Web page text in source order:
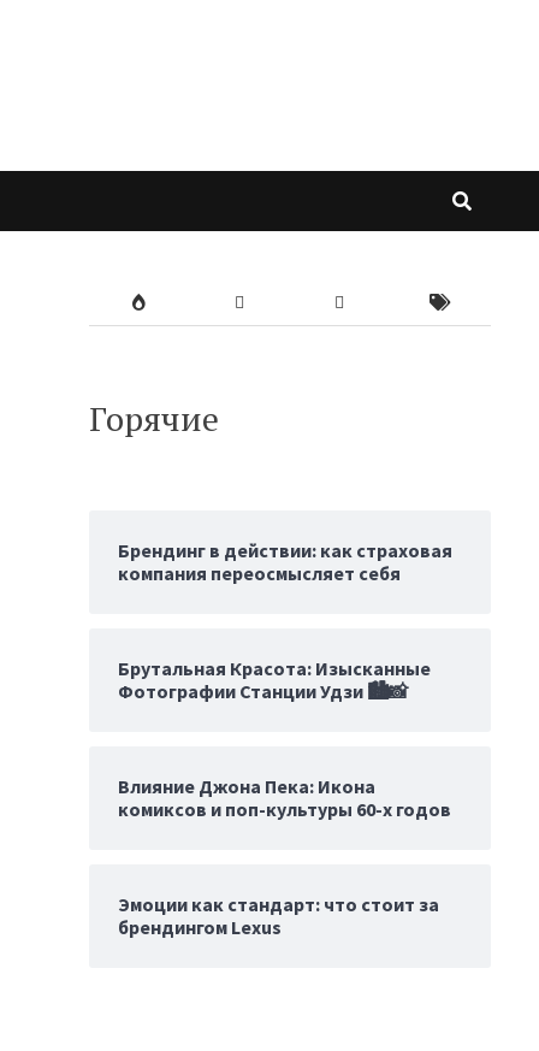
Горячие
Брендинг в действии: как страховая
компания переосмысляет себя
Брутальная Красота: Изысканные
Фотографии Станции Удзи 🏙️📸
Влияние Джона Пека: Икона
комиксов и поп-культуры 60-х годов
Эмоции как стандарт: что стоит за
брендингом Lexus